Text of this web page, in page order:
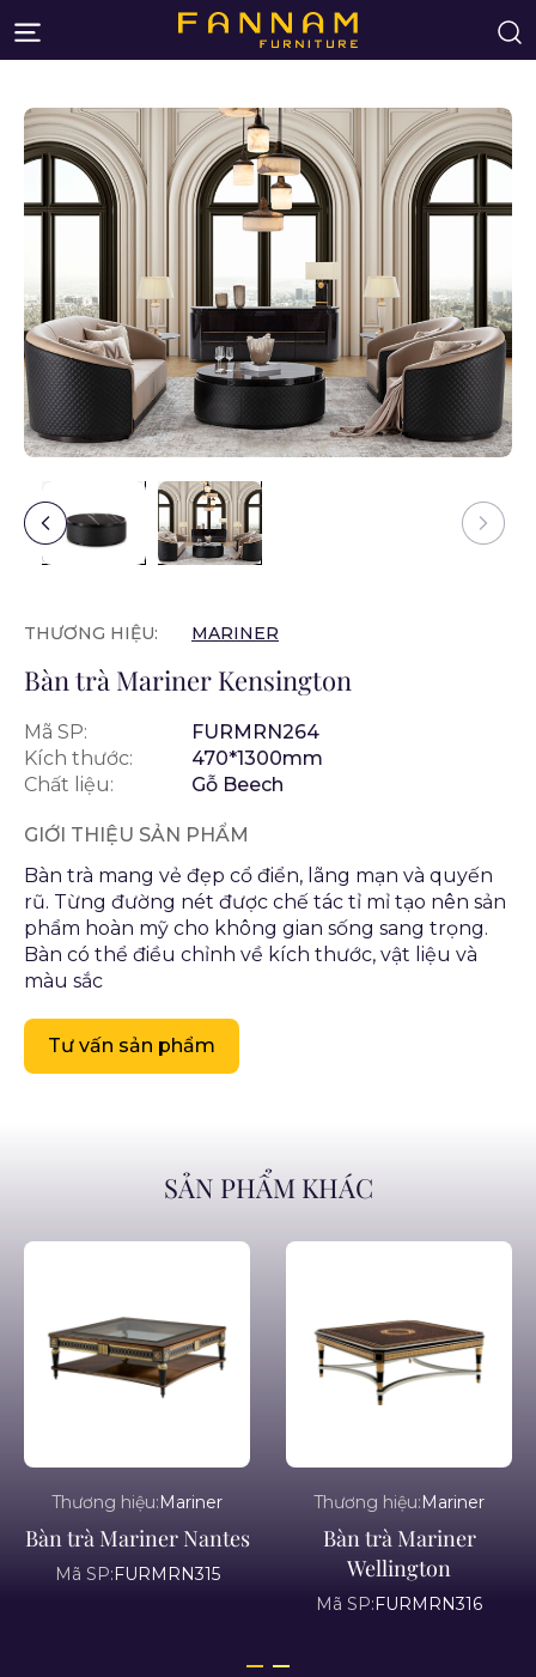
THƯƠNG HIỆU: MARINER
Bàn trà Mariner Kensington
Mã SP:
FURMRN264
Kích thước:
470*1300mm
Chất liệu:
Gỗ Beech
GIỚI THIỆU SẢN PHẨM
Bàn trà mang vẻ đẹp cổ điển, lãng mạn và quyến
rũ. Từng đường nét được chế tác tỉ mỉ tạo nên sản
phẩm hoàn mỹ cho không gian sống sang trọng.
Bàn có thể điều chỉnh về kích thước, vật liệu và
màu sắc
Tư vấn sản phẩm
SẢN PHẨM KHÁC
Thương hiệu:Mariner
Bàn trà Mariner Nantes
Mã SP:FURMRN315
Thương hiệu:Mariner
Bàn trà Mariner
Wellington
Mã SP:FURMRN316